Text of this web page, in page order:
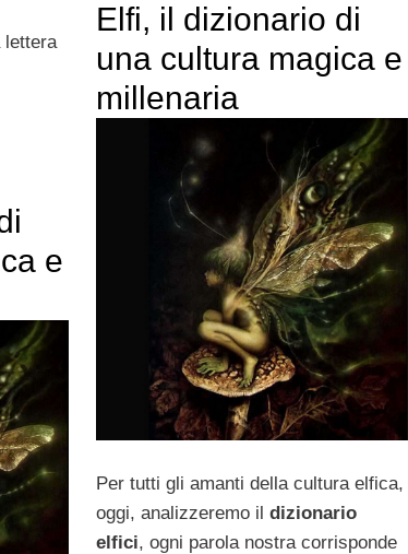
lettera
Elfi, il dizionario di
una cultura magica e
millenaria
Per tutti gli amanti della cultura elfica,
oggi, analizzeremo il dizionario
elfici, ogni parola nostra corrisponde
e